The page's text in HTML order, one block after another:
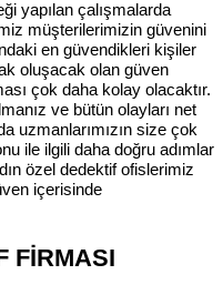
yapılan çalışmalarda
müşterilerimizin güvenini
en güvendikleri kişiler
oluşacak olan güven
çok daha kolay olacaktır.
ve bütün olayları net
uzmanlarımızın size çok
ile ilgili daha doğru adımlar
özel dedektif ofislerimiz
içerisinde
FİRMASI